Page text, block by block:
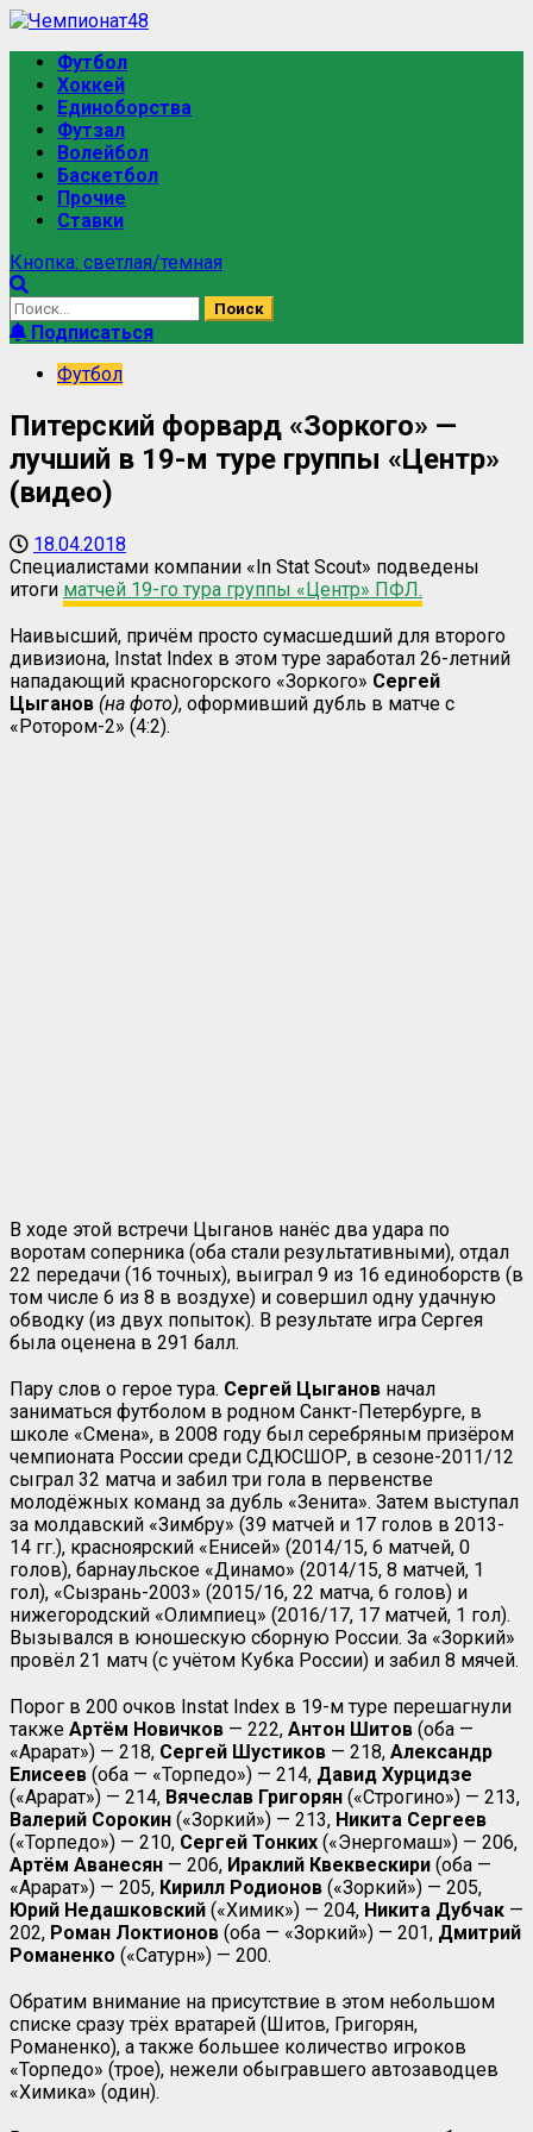
Футбол
Хоккей
Единоборства
Футзал
Волейбол
Баскетбол
Прочие
Ставки
Кнопка: светлая/темная
Подписаться
Футбол
Питерский форвард «Зоркого» —
лучший в 19-м туре группы «Центр»
(видео)
18.04.2018
Специалистами компании «In Stat Scout» подведены
итоги матчей 19-го тура группы «Центр» ПФЛ.
Наивысший, причём просто сумасшедший для второго
дивизиона, Instat Index в этом туре заработал 26-летний
нападающий красногорского «Зоркого» Сергей
Цыганов (на фото), оформивший дубль в матче с
«Ротором-2» (4:2).
В ходе этой встречи Цыганов нанёс два удара по
воротам соперника (оба стали результативными), отдал
22 передачи (16 точных), выиграл 9 из 16 единоборств (в
том числе 6 из 8 в воздухе) и совершил одну удачную
обводку (из двух попыток). В результате игра Сергея
была оценена в 291 балл.
Пару слов о герое тура. Сергей Цыганов начал
заниматься футболом в родном Санкт-Петербурге, в
школе «Смена», в 2008 году был серебряным призёром
чемпионата России среди СДЮСШОР, в сезоне-2011/12
сыграл 32 матча и забил три гола в первенстве
молодёжных команд за дубль «Зенита». Затем выступал
за молдавский «Зимбру» (39 матчей и 17 голов в 2013-
14 гг.), красноярский «Енисей» (2014/15, 6 матчей, 0
голов), барнаульское «Динамо» (2014/15, 8 матчей, 1
гол), «Сызрань-2003» (2015/16, 22 матча, 6 голов) и
нижегородский «Олимпиец» (2016/17, 17 матчей, 1 гол).
Вызывался в юношескую сборную России. За «Зоркий»
провёл 21 матч (с учётом Кубка России) и забил 8 мячей.
Порог в 200 очков Instat Index в 19-м туре перешагнули
также Артём Новичков — 222, Антон Шитов (оба —
«Арарат») — 218, Сергей Шустиков — 218, Александр
Елисеев (оба — «Торпедо») — 214, Давид Хурцидзе
(«Арарат») — 214, Вячеслав Григорян («Строгино») — 213,
Валерий Сорокин («Зоркий») — 213, Никита Сергеев
(«Торпедо») — 210, Сергей Тонких («Энергомаш») — 206,
Артём Аванесян — 206, Ираклий Квеквескири (оба —
«Арарат») — 205, Кирилл Родионов («Зоркий») — 205,
Юрий Недашковский («Химик») — 204, Никита Дубчак —
202, Роман Локтионов (оба — «Зоркий») — 201, Дмитрий
Романенко («Сатурн») — 200.
Обратим внимание на присутствие в этом небольшом
списке сразу трёх вратарей (Шитов, Григорян,
Романенко), а также большее количество игроков
«Торпедо» (трое), нежели обыгравшего автозаводцев
«Химика» (один).